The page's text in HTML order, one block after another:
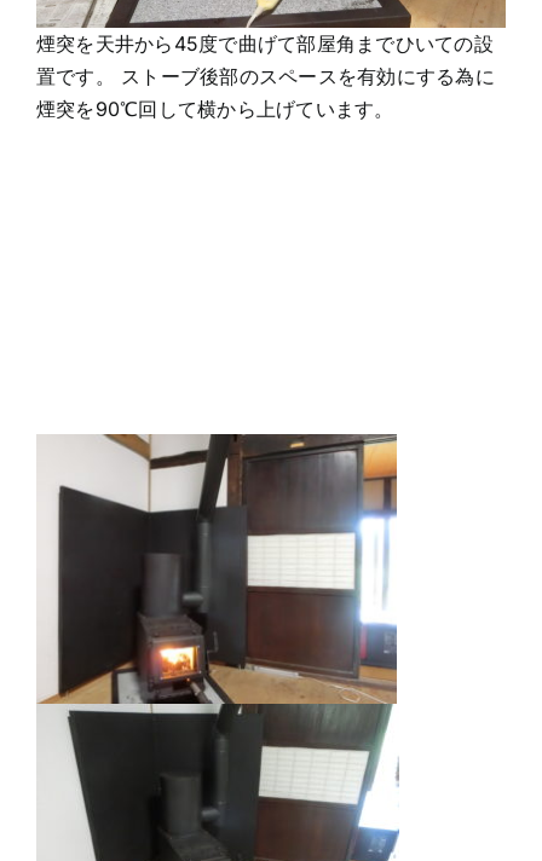
煙突を天井から45度で曲げて部屋角までひいての設
置です。 ストーブ後部のスペースを有効にする為に
煙突を90℃回して横から上げています。